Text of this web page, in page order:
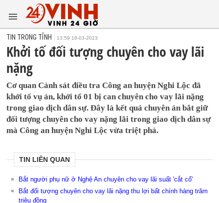
TIN TRONG TỈNH 13:59 18-03-2023
Khởi tố đối tượng chuyên cho vay lãi
nặng
Cơ quan Cảnh sát điều tra Công an huyện Nghi Lộc đã
khởi tố vụ án, khởi tố 01 bị can chuyên cho vay lãi nặng
trong giao dịch dân sự. Đây là kết quả chuyên án bắt giữ
đối tượng chuyên cho vay nặng lãi trong giao dịch dân sự
mà Công an huyện Nghi Lộc vừa triệt phá.
TIN LIÊN QUAN
Bắt người phụ nữ ở Nghệ An chuyên cho vay lãi suất 'cắt cổ'
Bắt đối tượng chuyên cho vay lãi nặng thu lợi bất chính hàng trăm
triệu đồng